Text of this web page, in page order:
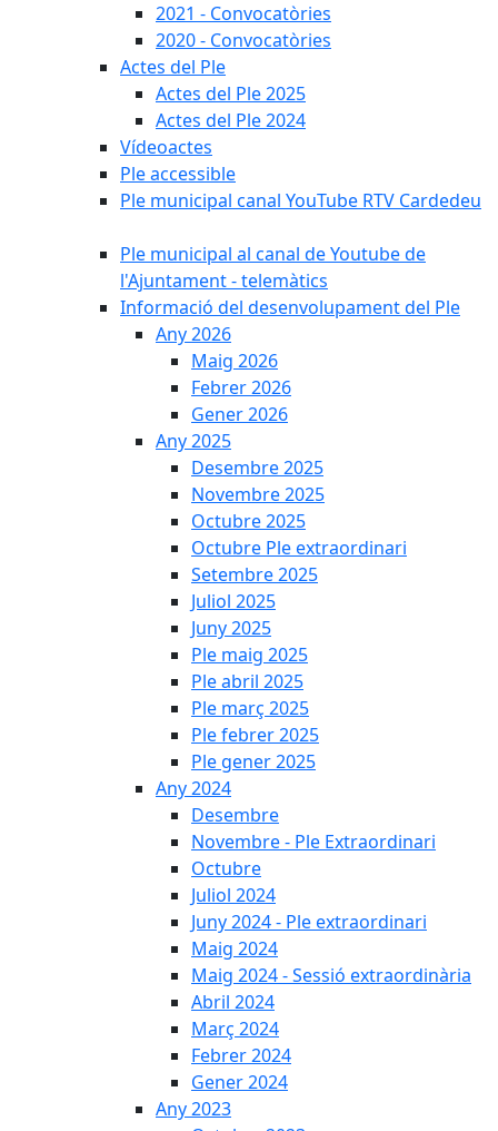
2021 - Convocatòries
2020 - Convocatòries
Actes del Ple
Actes del Ple 2025
Actes del Ple 2024
Vídeoactes
Ple accessible
Ple municipal canal YouTube RTV Cardedeu
Ple municipal al canal de Youtube de
l'Ajuntament - telemàtics
Informació del desenvolupament del Ple
Any 2026
Maig 2026
Febrer 2026
Gener 2026
Any 2025
Desembre 2025
Novembre 2025
Octubre 2025
Octubre Ple extraordinari
Setembre 2025
Juliol 2025
Juny 2025
Ple maig 2025
Ple abril 2025
Ple març 2025
Ple febrer 2025
Ple gener 2025
Any 2024
Desembre
Novembre - Ple Extraordinari
Octubre
Juliol 2024
Juny 2024 - Ple extraordinari
Maig 2024
Maig 2024 - Sessió extraordinària
Abril 2024
Març 2024
Febrer 2024
Gener 2024
Any 2023